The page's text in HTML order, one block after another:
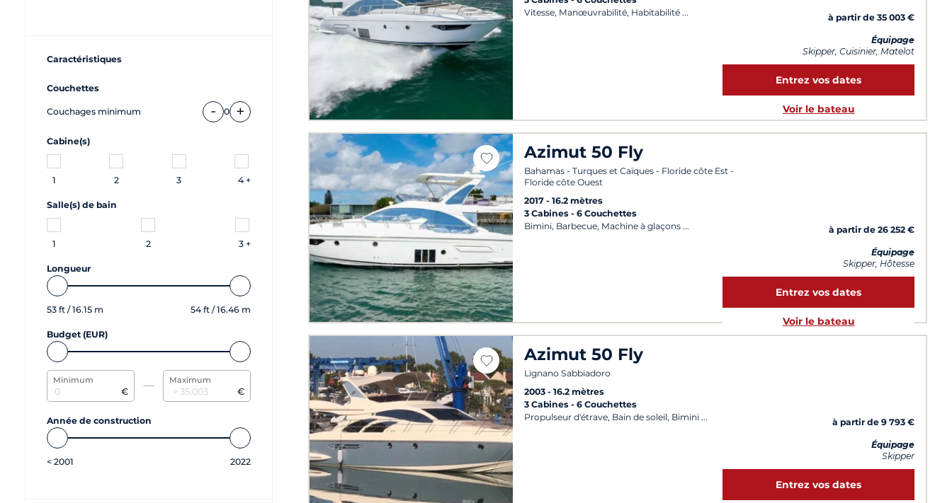
Caractéristiques
Couchettes
Couchages minimum - 0 +
Cabine(s)
1 2 3 4 +
Salle(s) de bain
1 2 3 +
Longueur
53 ft /16.15 m 54 ft /16.46 m
Budget (EUR)
Minimum
€
Maximum
€
Année de construction
< 2001 2022
Vitesse, Manœuvrabilité, Habitabilité
à partir de 35 003 €
Équipage
Skipper, Cuisinier, Matelot
Entrez vos dates
Voir le bateau
Azimut 50 Fly
Bahamas - Turques et Caïques - Floride côte Est -
Floride côte Ouest
2017
16.2 mètres
3 Cabines 6 Couchettes
Bimini, Barbecue, Machine à glaçons
à partir de 26 252 €
Équipage
Skipper, Hôtesse
Entrez vos dates
Voir le bateau
Azimut 50 Fly
Lignano Sabbiadoro
2003
16.2 mètres
3 Cabines 6 Couchettes
Propulseur d'étrave, Bain de soleil, Bimini
à partir de 9 793 €
Équipage
Skipper
Entrez vos dates